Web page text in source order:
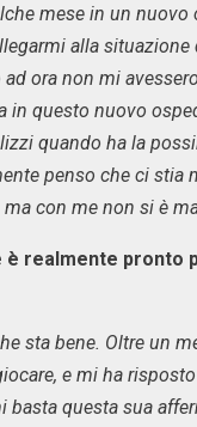
mese in un nuovo
alla situazione
ora non mi
in questo nuovo
quando ha la
penso che ci stia
con me non si è
è realmente pronto
sta bene. Oltre un
e mi ha
basta questa sua